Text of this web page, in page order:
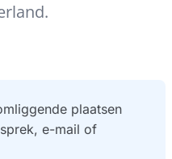
plaatsen
e-mail of